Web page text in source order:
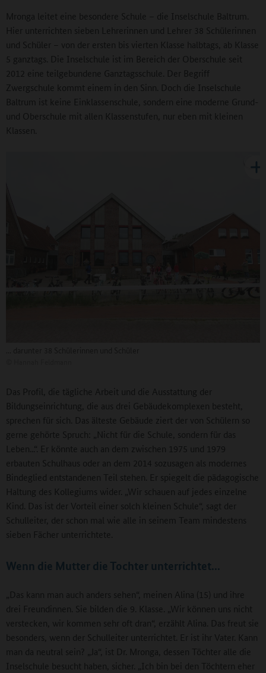
Mronga leitet eine besondere Schule – die Inselschule Baltrum.
Hier unterrichten sieben Lehrerinnen und Lehrer 38 Schülerinnen
und Schüler – von der ersten bis vierten Klasse halbtags, ab Klasse
5 ganztags. Die Inselschule ist im Bereich der Oberschule seit
2012 eine teilgebundene Ganztagsschule. Der Begriff
Zwergschule kommt einem in den Sinn. Doch die Inselschule
Baltrum ist keine Einklassenschule, sondern eine moderne Grund-
und Oberschule mit allen Klassenstufen, nur eben mit kleinen
Klassen.
Das Profil, die tägliche Arbeit und die Ausstattung der
Bildungseinrichtung, die aus drei Gebäudekomplexen besteht,
sprechen für sich. Das älteste Gebäude ziert der von Schülern so
gerne gehörte Spruch: „Nicht für die Schule, sondern für das
Leben...“. Er könnte auch an dem zwischen 1975 und 1979
erbauten Schulhaus oder an dem 2014 sozusagen als modernes
Bindeglied entstandenen Teil stehen. Er spiegelt die pädagogische
Haltung des Kollegiums wider. „Wir schauen auf jedes einzelne
Kind. Das ist der Vorteil einer solch kleinen Schule“, sagt der
Schulleiter, der schon mal wie alle in seinem Team mindestens
sieben Fächer unterrichtete.
Wenn die Mutter die Tochter unterrichtet...
„Das kann man auch anders sehen“, meinen Alina (15) und ihre
drei Freundinnen. Sie bilden die 9. Klasse. „Wir können uns nicht
verstecken, wir kommen sehr oft dran“, erzählt Alina. Das freut sie
besonders, wenn der Schulleiter unterrichtet. Er ist ihr Vater. Kann
man da neutral sein? „Ja“, ist Dr. Mronga, dessen Töchter alle die
Inselschule besucht haben, sicher. „Ich bin bei den Töchtern eher